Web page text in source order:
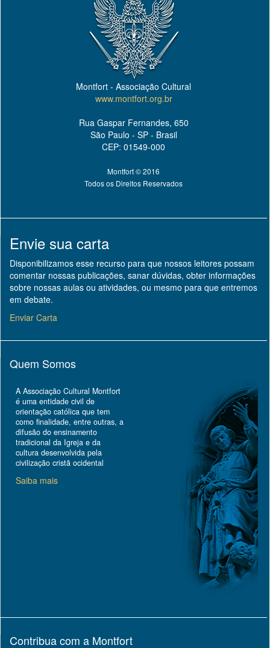
Montfort - Associação Cultural
www.montfort.org.br
Rua Gaspar Fernandes, 650
São Paulo - SP - Brasil
CEP: 01549-000
Montfort © 2016
Todos os Direitos Reservados
Envie sua carta
Disponibilizamos esse recurso para que nossos leitores possam
comentar nossas publicações, sanar dúvidas, obter informações
sobre nossas aulas ou atividades, ou mesmo para que entremos
em debate.
Enviar Carta
Quem Somos
A Associação Cultural Montfort
é uma entidade civil de
orientação católica que tem
como finalidade, entre outras, a
difusão do ensinamento
tradicional da Igreja e da
cultura desenvolvida pela
civilização cristã ocidental
Saiba mais
Contribua com a Montfort